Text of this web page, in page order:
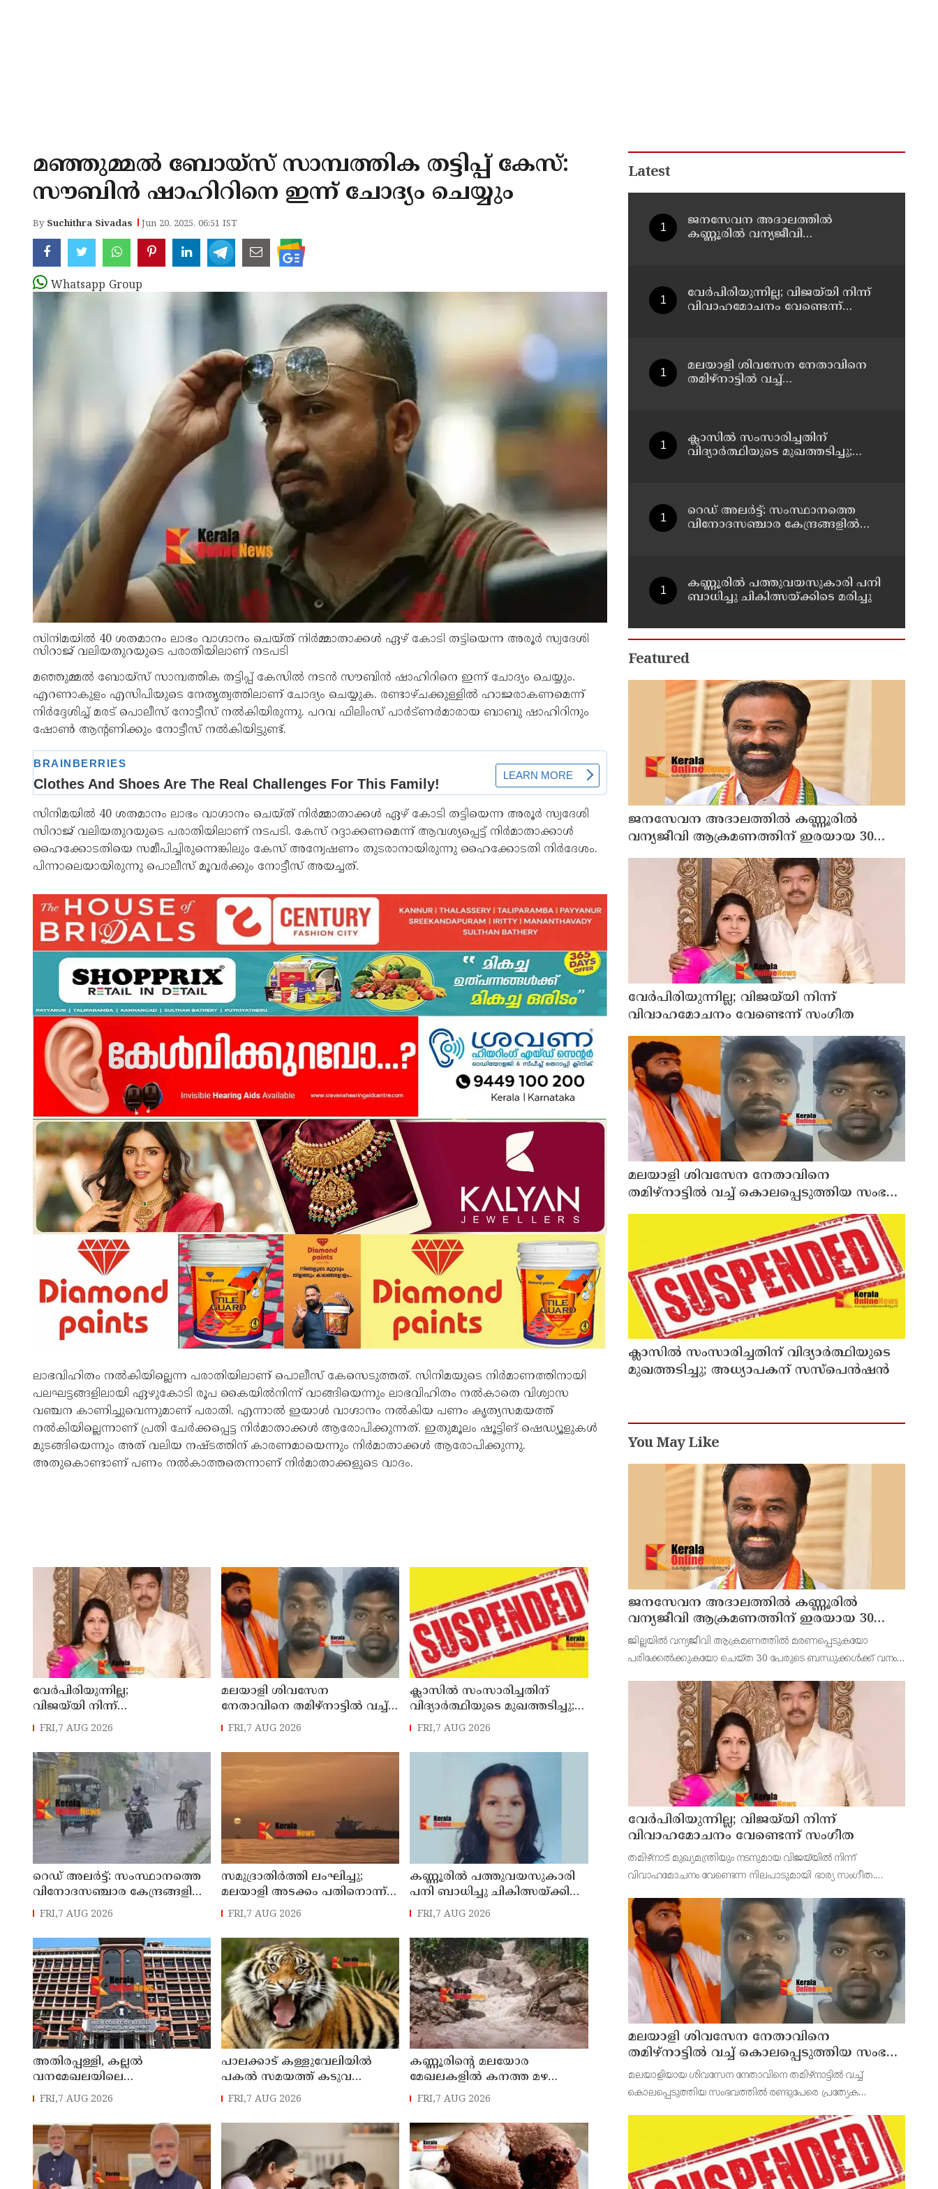
മഞ്ഞുമ്മല്‍ ബോയ്സ് സാമ്പത്തിക തട്ടിപ്പ് കേസ്:
സൗബിന്‍ ഷാഹിറിനെ ഇന്ന് ചോദ്യം ചെയ്യും
By Suchithra Sivadas Jun 20, 2025, 06:51 IST
Whatsapp Group
സിനിമയില്‍ 40 ശതമാനം ലാഭം വാഗ്ദാനം ചെയ്ത് നിര്‍മ്മാതാക്കള്‍ ഏഴ് കോടി തട്ടിയെന്ന അരൂര്‍ സ്വദേശി
സിറാജ് വലിയതുറയുടെ പരാതിയിലാണ് നടപടി
മഞ്ഞുമ്മല്‍ ബോയ്സ് സാമ്പത്തിക തട്ടിപ്പ് കേസില്‍ നടന്‍ സൗബിന്‍ ഷാഹിറിനെ ഇന്ന് ചോദ്യം ചെയ്യും.
എറണാകുളം എസിപിയുടെ നേതൃത്വത്തിലാണ് ചോദ്യം ചെയ്യുക. രണ്ടാഴ്ചക്കുള്ളില്‍ ഹാജരാകണമെന്ന്
നിര്‍ദ്ദേശിച്ച് മരട് പൊലീസ് നോട്ടീസ് നല്‍കിയിരുന്നു. പറവ ഫിലിംസ് പാര്‍ട്ണര്‍മാരായ ബാബു ഷാഹിറിനും
ഷോണ്‍ ആന്റണിക്കും നോട്ടീസ് നല്‍കിയിട്ടുണ്ട്.
സിനിമയില്‍ 40 ശതമാനം ലാഭം വാഗ്ദാനം ചെയ്ത് നിര്‍മ്മാതാക്കള്‍ ഏഴ് കോടി തട്ടിയെന്ന അരൂര്‍ സ്വദേശി
സിറാജ് വലിയതുറയുടെ പരാതിയിലാണ് നടപടി. കേസ് റദ്ദാക്കണമെന്ന് ആവശ്യപ്പെട്ട് നിര്‍മാതാക്കാള്‍
ഹൈക്കോടതിയെ സമീപിച്ചിരുന്നെങ്കിലും കേസ് അന്വേഷണം തുടരാനായിരുന്നു ഹൈക്കോടതി നിര്‍ദേശം.
പിന്നാലെയായിരുന്നു പൊലീസ് മൂവര്‍ക്കും നോട്ടീസ് അയച്ചത്.
ലാഭവിഹിതം നല്‍കിയില്ലെന്ന പരാതിയിലാണ് പൊലീസ് കേസെടുത്തത്. സിനിമയുടെ നിര്‍മാണത്തിനായി
പലഘട്ടങ്ങളിലായി ഏഴുകോടി രൂപ കൈയില്‍നിന്ന് വാങ്ങിയെന്നും ലാഭവിഹിതം നല്‍കാതെ വിശ്വാസ
വഞ്ചന കാണിച്ചുവെന്നുമാണ് പരാതി. എന്നാല്‍ ഇയാള്‍ വാഗ്ദാനം നല്‍കിയ പണം കൃത്യസമയത്ത്
നല്‍കിയില്ലെന്നാണ് പ്രതി ചേര്‍ക്കപ്പെട്ട നിര്‍മാതാക്കള്‍ ആരോപിക്കുന്നത്. ഇതുമൂലം ഷൂട്ടിങ് ഷെഡ്യൂളുകള്‍
മുടങ്ങിയെന്നും അത് വലിയ നഷ്ടത്തിന് കാരണമായെന്നും നിര്‍മാതാക്കള്‍ ആരോപിക്കുന്നു.
അതുകൊണ്ടാണ് പണം നല്‍കാത്തതെന്നാണ് നിര്‍മാതാക്കളുടെ വാദം.
വേർപിരിയുന്നില്ല;
വിജയ്‍യി നിന്ന്
വിവാഹമോചനം വേണ്ടെന്ന്
FRI,7 AUG 2026
മലയാളി ശിവസേന
നേതാവിനെ തമിഴ്നാട്ടിൽ വച്ച്
കൊലപ്പെടുത്തിയ സംഭവം ;
FRI,7 AUG 2026
ക്ലാസിൽ സംസാരിച്ചതിന്
വിദ്യാര്‍ത്ഥിയുടെ മുഖത്തടിച്ചു;
അധ്യാപകന് സസ്പെൻഷൻ
FRI,7 AUG 2026
റെഡ് അലർട്ട്: സംസ്ഥാനത്തെ
വിനോദസഞ്ചാര കേന്ദ്രങ്ങളിൽ
നിയന്ത്രണം
FRI,7 AUG 2026
സമുദ്രാതിർത്തി ലംഘിച്ചു;
മലയാളി അടക്കം പതിനൊന്ന്
മത്സ്യതൊഴിലാളികളെ
കസ്റ്റഡിയിലെടുത്ത് ശ്രീലങ്കൻ
നാവികസേന
FRI,7 AUG 2026
കണ്ണൂരിൽ പത്തുവയസുകാരി
പനി ബാധിച്ചു ചികിത്സയ്ക്കിടെ
മരിച്ചു
FRI,7 AUG 2026
അതിരപ്പള്ളി, കല്ലൽ
വനമേഖലയിലെ
കൃഷിഭൂമിയുടെ പാട്ടക്കാലാവധി
നടത്താനാകില്ലെന്ന്
ഹൈക്കോടതി
FRI,7 AUG 2026
പാലക്കാട് കള്ളുവേലിയില്‍
പകല്‍ സമയത്ത് കടുവ
സാന്നിധ്യം
FRI,7 AUG 2026
കണ്ണൂരിൻ്റെ മലയോര
മേഖലകളിൽ കനത്ത മഴ
തുടരുന്നു : ഉദയഗിരിയിൽ ഉരുൾ
FRI,7 AUG 2026
Latest
ജനസേവന അദാലത്തിൽ
കണ്ണൂരിൽ വന്യജീവി
വേർപിരിയുന്നില്ല; വിജയ്‍യി നിന്ന്
വിവാഹമോചനം വേണ്ടെന്ന്
മലയാളി ശിവസേന നേതാവിനെ
തമിഴ്നാട്ടിൽ വച്ച്
ക്ലാസിൽ സംസാരിച്ചതിന്
വിദ്യാര്‍ത്ഥിയുടെ മുഖത്തടിച്ചു;
റെഡ് അലർട്ട്: സംസ്ഥാനത്തെ
വിനോദസഞ്ചാര കേന്ദ്രങ്ങളിൽ
കണ്ണൂരിൽ പത്തുവയസുകാരി പനി
ബാധിച്ചു ചികിത്സയ്ക്കിടെ മരിച്ചു
Featured
ജനസേവന അദാലത്തിൽ കണ്ണൂരിൽ
വന്യജീവി ആക്രമണത്തിന് ഇരയായ 30
പേർക്ക് സഹായധനം അനുവദിച്ചു
വേർപിരിയുന്നില്ല; വിജയ്‍യി നിന്ന്
വിവാഹമോചനം വേണ്ടെന്ന് സംഗീത
മലയാളി ശിവസേന നേതാവിനെ
തമിഴ്നാട്ടിൽ വച്ച് കൊലപ്പെടുത്തിയ സംഭവം
; രണ്ട് പേർ പിടിയിൽ
ക്ലാസിൽ സംസാരിച്ചതിന് വിദ്യാര്‍ത്ഥിയുടെ
മുഖത്തടിച്ചു; അധ്യാപകന് സസ്പെൻഷൻ
You May Like
ജനസേവന അദാലത്തിൽ കണ്ണൂരിൽ
വന്യജീവി ആക്രമണത്തിന് ഇരയായ 30
പേർക്ക് സഹായധനം അനുവദിച്ചു
ജില്ലയിൽ വന്യജീവി ആക്രമണത്തിൽ മരണപ്പെടുകയോ
പരിക്കേൽക്കുകയോ ചെയ്ത 30 പേരുടെ ബന്ധുക്കൾക്ക് വനം
സഹായധനം അനുവദിച്ചു. സംസ്ഥാന സർക്കാരിന്റെ നൂറുദിന
പരിപാടിയിൽ
വേർപിരിയുന്നില്ല; വിജയ്‍യി നിന്ന്
വിവാഹമോചനം വേണ്ടെന്ന് സംഗീത
തമിഴ്നാട് മുഖ്യമന്ത്രിയും നടനുമായ വിജയ്‍യിൽ നിന്ന്
വിവാഹമോചനം വേണ്ടെന്ന നിലപാടുമായി ഭാര്യ സംഗീത.
പിൻവലിക്കാനുള്ള തീരുമാനം സംഗീത ചെങ്കൽപ്പെട്ട് കുടുംബ
മലയാളി ശിവസേന നേതാവിനെ
തമിഴ്നാട്ടിൽ വച്ച് കൊലപ്പെടുത്തിയ സംഭവം
; രണ്ട് പേർ പിടിയിൽ
മലയാളിയായ ശിവസേന നേതാവിനെ തമിഴ്നാട്ടിൽ വച്ച്
കൊലപ്പെടുത്തിയ സംഭവത്തിൽ രണ്ടുപേരെ പ്രത്യേക
തമിഴ്‌നാട് ശിവസേന പാർട്ടിയുടെ കേരള അധ്യക്ഷനുമായ
അതുൽ (32) കൊല